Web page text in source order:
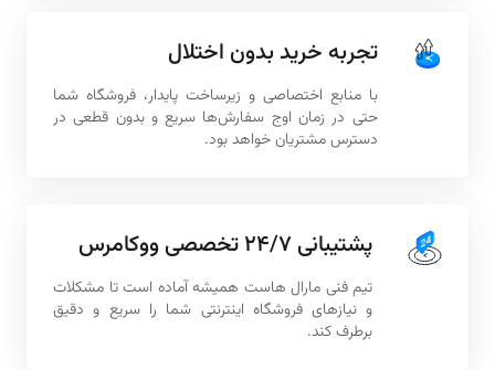
تجربه خرید بدون اختلال
با منابع اختصاصی و زیرساخت پایدار، فروشگاه شما
حتی در زمان اوج سفارش‌ها سریع و بدون قطعی در
دسترس مشتریان خواهد بود.
پشتیبانی ۲۴/۷ تخصصی ووکامرس
تیم فنی مارال هاست همیشه آماده است تا مشکلات
و نیازهای فروشگاه اینترنتی شما را سریع و دقیق
برطرف کند.